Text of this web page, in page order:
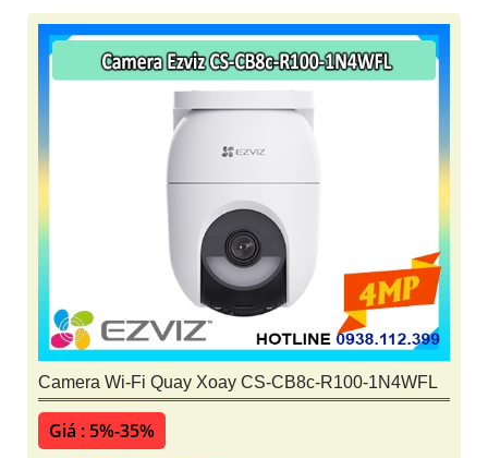
Camera Wi-Fi Quay Xoay CS-CB8c-R100-1N4WFL
Giá : 5%-35%